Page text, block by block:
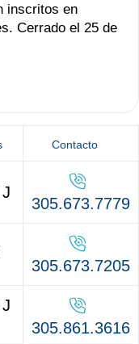
inscritos en
Cerrado el 25 de
Contacto
305.673.7779
305.673.7205
305.861.3616